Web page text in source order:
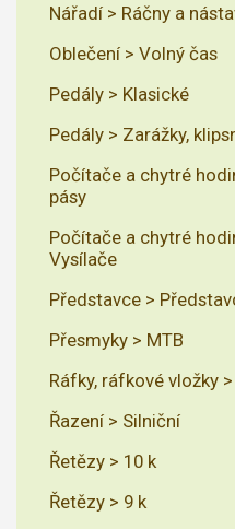
Nářadí > Ráčny a
Oblečení > Volný čas
Pedály > Klasické
Pedály > Zarážky,
Počítače a chytré
pásy
Počítače a chytré
Vysílače
Představce >
Přesmyky > MTB
Ráfky, ráfkové vložky
Řazení > Silniční
Řetězy > 10 k
Řetězy > 9 k